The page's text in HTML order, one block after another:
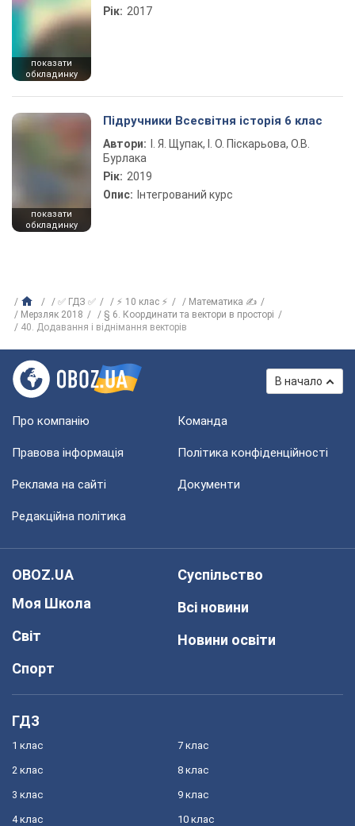
показати
обкладинку
Рік: 2017
показати
обкладинку
Підручники Всесвітня історія 6 клас
Автори:
І. Я. Щупак, І. О. Піскарьова, О.В.
Бурлака
Рік: 2019
Опис: Інтегрований курс
✅ ГДЗ ✅ ⚡ 10 клас ⚡
Математика ✍
Мерзляк 2018
§ 6. Координати та вектори в просторі
40. Додавання і віднімання векторів
В начало
Про компанію Команда
Правова інформація Політика конфіденційності
Реклама на сайті Документи
Редакційна політика
OBOZ.UA
Моя Школа
Світ
Спорт
Суспільство
Всі новини
Новини освіти
ГДЗ
1 клас
2 клас
3 клас
4 клас
7 клас
8 клас
9 клас
10 клас